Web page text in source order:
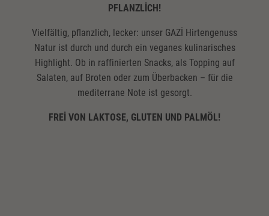
PFLANZLICH!
Vielfältig, pflanzlich, lecker: unser GAZİ Hirtengenuss
Natur ist durch und durch ein veganes kulinarisches
Highlight. Ob in raffinierten Snacks, als Topping auf
Salaten, auf Broten oder zum Überbacken – für die
mediterrane Note ist gesorgt.
FREI VON LAKTOSE, GLUTEN UND PALMÖL!